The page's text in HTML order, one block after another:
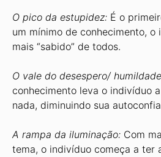
O pico da estupidez: É o
um mínimo de conhecimento, o
mais “sabido” de todos.
O vale do desespero/
conhecimento leva o indivíduo
nada, diminuindo sua
A rampa da iluminação: Com
tema, o indivíduo começa a ter